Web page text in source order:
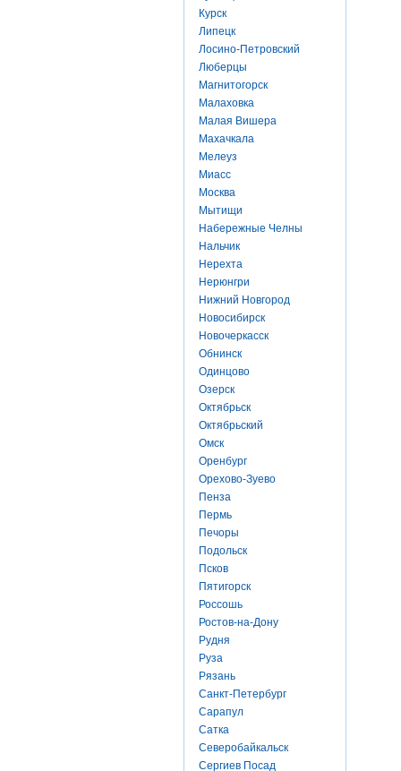
Курск
Липецк
Лосино-Петровский
Люберцы
Магнитогорск
Малаховка
Малая Вишера
Махачкала
Мелеуз
Миасс
Москва
Мытищи
Набережные Челны
Нальчик
Нерехта
Нерюнгри
Нижний Новгород
Новосибирск
Новочеркасск
Обнинск
Одинцово
Озерск
Октябрьск
Октябрьский
Омск
Оренбург
Орехово-Зуево
Пенза
Пермь
Печоры
Подольск
Псков
Пятигорск
Россошь
Ростов-на-Дону
Рудня
Руза
Рязань
Санкт-Петербург
Сарапул
Сатка
Северобайкальск
Сергиев Посад